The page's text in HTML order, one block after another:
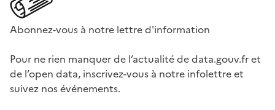
Abonnez-vous à notre lettre d'information
Pour ne rien manquer de l’actualité de data.gouv.fr et
de l’open data, inscrivez-vous à notre infolettre et
suivez nos événements.